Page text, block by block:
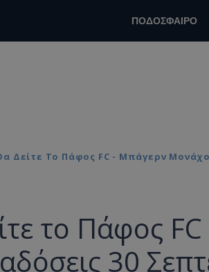
ΠΟΔΟΣΦΑΙΡΟ
Δείτε Το Πάφος FC - Μπάγερν
το Πάφος
30